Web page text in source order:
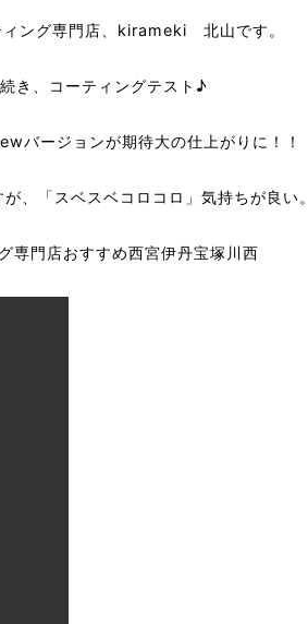
ィング専門店、kirameki 北山です。
き、コーティングテスト♪
バージョンが期待大の仕上がりに！！
、「スベスベコロコロ」気持ちが良い。